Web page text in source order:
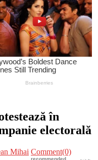
în
electorală
Mihai Comment(0)